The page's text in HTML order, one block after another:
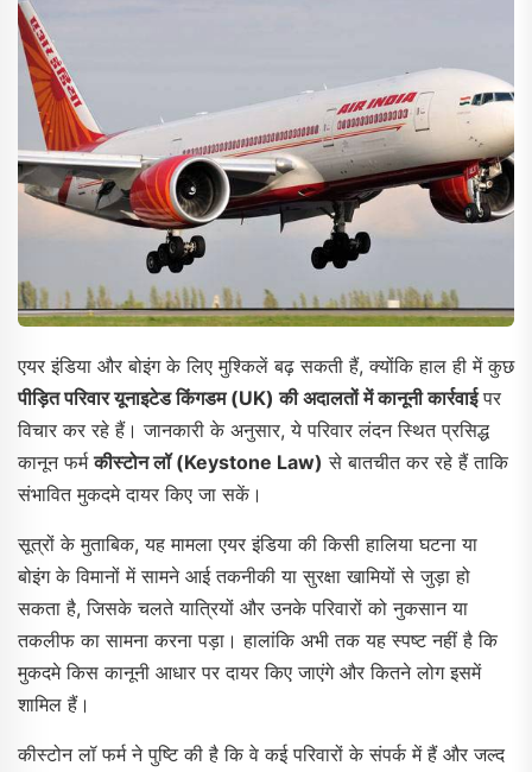
एयर इंडिया और बोइंग के लिए मुश्किलें बढ़ सकती हैं, क्योंकि हाल ही में कुछ
पीड़ित परिवार यूनाइटेड किंगडम (UK) की अदालतों में कानूनी कार्रवाईपर
विचार कर रहे हैं। जानकारी के अनुसार, ये परिवार लंदन स्थित प्रसिद्ध
कानून फर्मकीस्टोन लॉ (Keystone Law) से बातचीत कर रहे हैं ताकि
संभावित मुकदमे दायर किए जा सकें।
सूत्रों के मुताबिक, यह मामला एयर इंडिया की किसी हालिया घटना या
बोइंग के विमानों में सामने आई तकनीकी या सुरक्षा खामियों से जुड़ा हो
सकता है, जिसके चलते यात्रियों और उनके परिवारों को नुकसान या
तकलीफ का सामना करना पड़ा। हालांकि अभी तक यह स्पष्ट नहीं है कि
मुकदमे किस कानूनी आधार पर दायर किए जाएंगे और कितने लोग इसमें
शामिल हैं।
कीस्टोन लॉ फर्म ने पुष्टि की है कि वे कई परिवारों के संपर्क में हैं और जल्द